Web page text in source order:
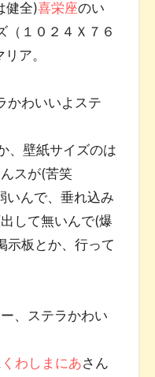
健全)喜栄座のい
（１０２４Ｘ７６
ア。
かわいいよステ
、壁紙サイズのは
スが(苦笑
いんで、垂れ込み
して無いんで(爆
示板とか、行って
、ステラかわい
くわしまにあさん